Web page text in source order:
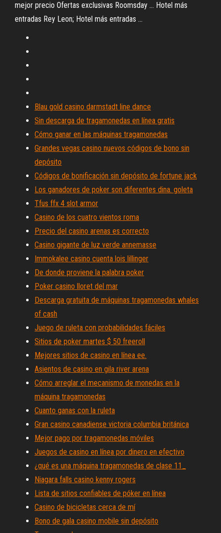
mejor precio Ofertas exclusivas Roomsday ... Hotel más
entradas Rey Leon; Hotel más entradas ...
Blau gold casino darmstadt line dance
Sin descarga de tragamonedas en línea gratis
Cómo ganar en las máquinas tragamonedas
Grandes vegas casino nuevos códigos de bono sin
depósito
Códigos de bonificación sin depósito de fortune jack
Los ganadores de poker son diferentes dina. goleta
Tfus ffx 4 slot armor
Casino de los cuatro vientos roma
Precio del casino arenas es correcto
Casino gigante de luz verde annemasse
Immokalee casino cuenta lois lillinger
De donde proviene la palabra poker
Poker casino lloret del mar
Descarga gratuita de máquinas tragamonedas whales
of cash
Juego de ruleta con probabilidades fáciles
Sitios de poker martes $ 50 freeroll
Mejores sitios de casino en línea ee.
Asientos de casino en gila river arena
Cómo arreglar el mecanismo de monedas en la
máquina tragamonedas
Cuanto ganas con la ruleta
Gran casino canadiense victoria columbia británica
Mejor pago por tragamonedas móviles
Juegos de casino en línea por dinero en efectivo
¿qué es una máquina tragamonedas de clase 11_
Niagara falls casino kenny rogers
Lista de sitios confiables de póker en línea
Casino de bicicletas cerca de mí
Bono de gala casino mobile sin depósito